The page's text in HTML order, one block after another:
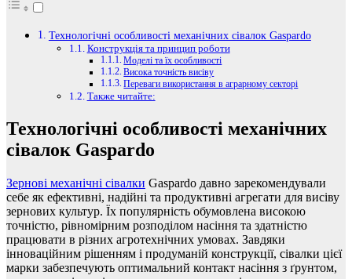
Технологічні особливості механічних сівалок Gaspardo
Конструкція та принцип роботи
Моделі та їх особливості
Висока точність висіву
Переваги використання в аграрному секторі
Также читайте:
Технологічні особливості механічних
сівалок Gaspardo
Зернові механічні сівалки Gaspardo давно зарекомендували
себе як ефективні, надійні та продуктивні агрегати для висіву
зернових культур. Їх популярність обумовлена високою
точністю, рівномірним розподілом насіння та здатністю
працювати в різних агротехнічних умовах. Завдяки
інноваційним рішенням і продуманій конструкції, сівалки цієї
марки забезпечують оптимальний контакт насіння з ґрунтом,